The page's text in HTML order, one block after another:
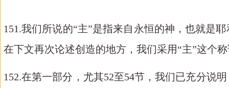
151.我们所说的“主”是指来自永恒的神，也就是
在下文再次论述创造的地方，我们采用“主”这个
152.在第一部分，尤其52至54节，我们已充分说